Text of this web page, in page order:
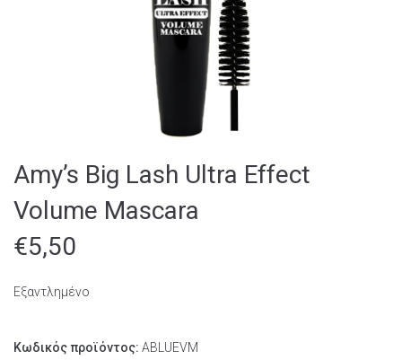
Amy’s Big Lash Ultra Effect
Volume Mascara
€5,50
Εξαντλημένο
Κωδικός προϊόντος: ABLUEVM